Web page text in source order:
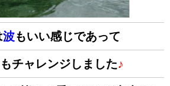
波もいい感じであって
チャレンジしました♪